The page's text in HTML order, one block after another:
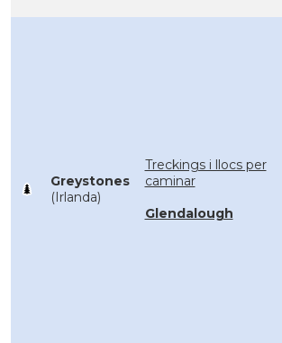
Greystones
(Irlanda)
Treckings i llocs per
caminar
Glendalough